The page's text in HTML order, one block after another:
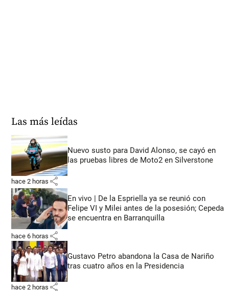
Las más leídas
Nuevo susto para David Alonso, se cayó en
las pruebas libres de Moto2 en Silverstone
hace 2 horas share
En vivo | De la Espriella ya se reunió con
Felipe VI y Milei antes de la posesión; Cepeda
se encuentra en Barranquilla
hace 6 horas share
Gustavo Petro abandona la Casa de Nariño
tras cuatro años en la Presidencia
hace 2 horas share